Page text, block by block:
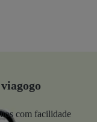
com facilidade